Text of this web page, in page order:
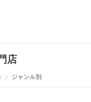
店
ジャンル別